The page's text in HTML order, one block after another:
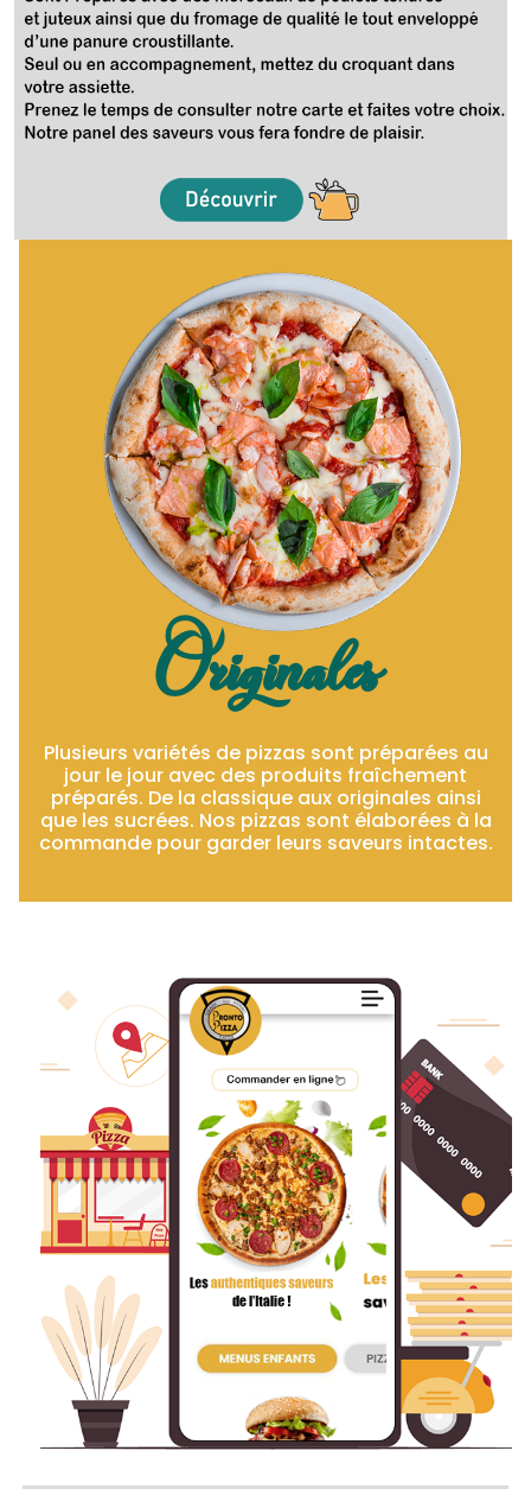
Originales
Plusieurs variétés de pizzas sont préparées au
jour le jour avec des produits fraîchement
préparés. De la classique aux originales ainsi
que les sucrées. Nos pizzas sont élaborées à la
commande pour garder leurs saveurs intactes.